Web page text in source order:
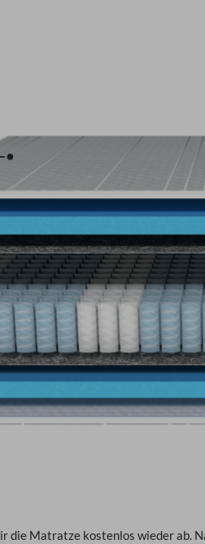
die Matratze kostenlos wieder ab.